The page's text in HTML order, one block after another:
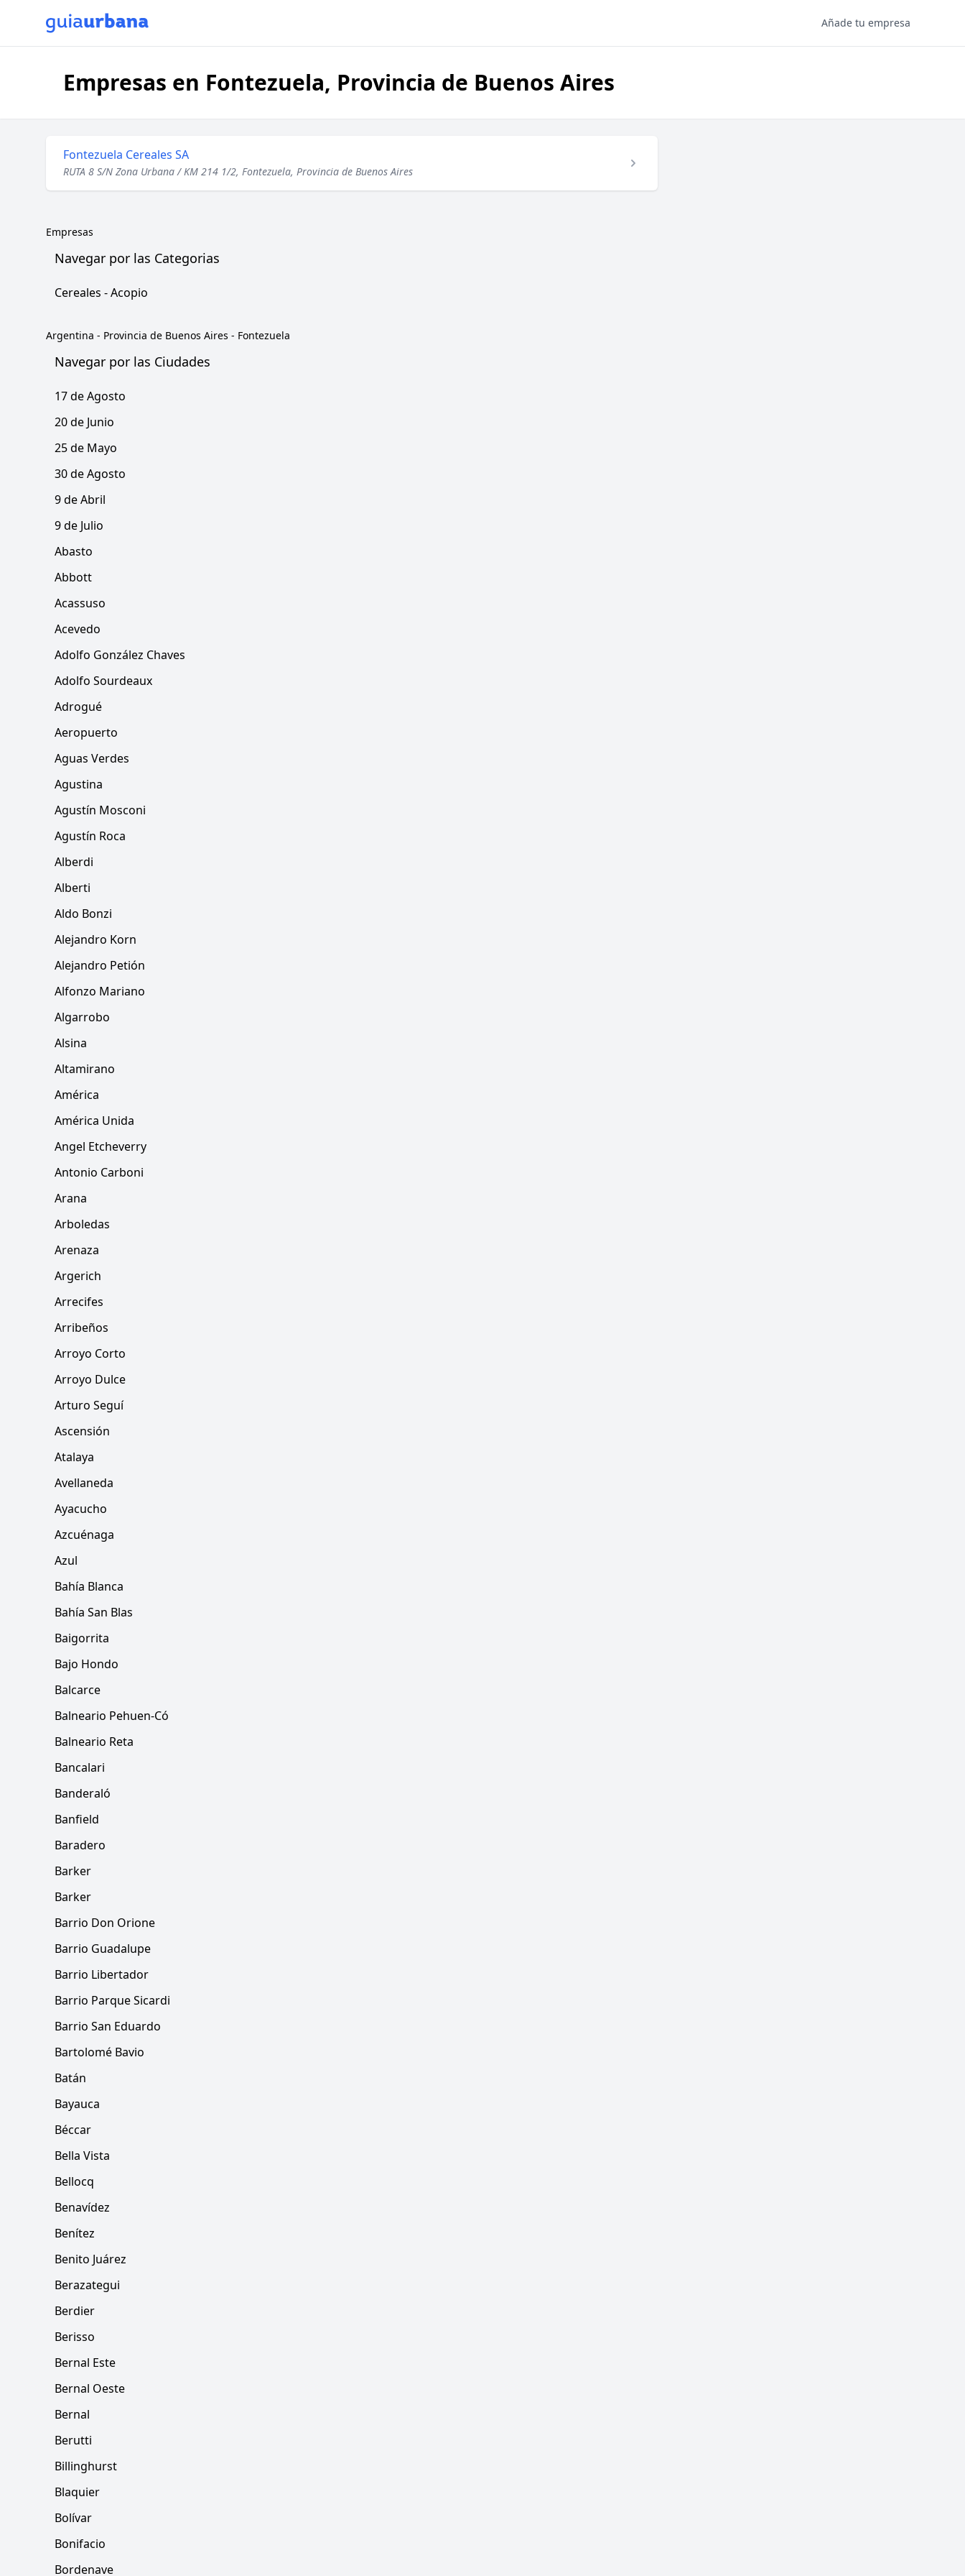
Añade tu empresa
Empresas en Fontezuela, Provincia de Buenos Aires
Fontezuela Cereales SA
RUTA 8 S/N Zona Urbana / KM 214 1/2, Fontezuela, Provincia de Buenos Aires
Empresas
Navegar por las Categorias
Cereales - Acopio
Argentina - Provincia de Buenos Aires - Fontezuela
Navegar por las Ciudades
17 de Agosto
20 de Junio
25 de Mayo
30 de Agosto
9 de Abril
9 de Julio
Abasto
Abbott
Acassuso
Acevedo
Adolfo González Chaves
Adolfo Sourdeaux
Adrogué
Aeropuerto
Aguas Verdes
Agustina
Agustín Mosconi
Agustín Roca
Alberdi
Alberti
Aldo Bonzi
Alejandro Korn
Alejandro Petión
Alfonzo Mariano
Algarrobo
Alsina
Altamirano
América
América Unida
Angel Etcheverry
Antonio Carboni
Arana
Arboledas
Arenaza
Argerich
Arrecifes
Arribeños
Arroyo Corto
Arroyo Dulce
Arturo Seguí
Ascensión
Atalaya
Avellaneda
Ayacucho
Azcuénaga
Azul
Bahía Blanca
Bahía San Blas
Baigorrita
Bajo Hondo
Balcarce
Balneario Pehuen-Có
Balneario Reta
Bancalari
Banderaló
Banfield
Baradero
Barker
Barker
Barrio Don Orione
Barrio Guadalupe
Barrio Libertador
Barrio Parque Sicardi
Barrio San Eduardo
Bartolomé Bavio
Batán
Bayauca
Béccar
Bella Vista
Bellocq
Benavídez
Benítez
Benito Juárez
Berazategui
Berdier
Berisso
Bernal Este
Bernal Oeste
Bernal
Berutti
Billinghurst
Blaquier
Bolívar
Bonifacio
Bordenave